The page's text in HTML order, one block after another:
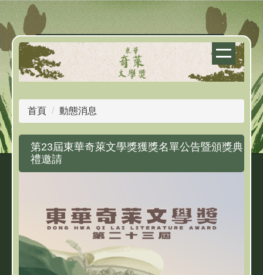
跳
到
主
要
內
容
區
首頁
動態消息
第23屆東華奇萊文學獎獲獎名單公告暨頒獎典
禮邀請